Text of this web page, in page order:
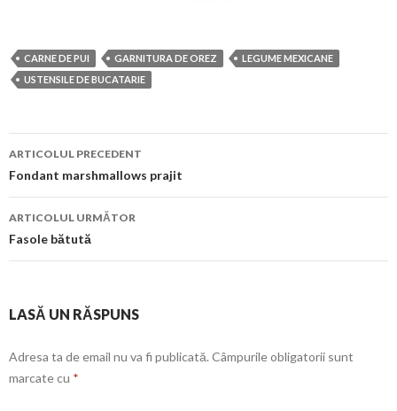
CARNE DE PUI GARNITURA DE OREZ
LEGUME MEXICANE
USTENSILE DE BUCATARIE
Navigare
în
articol
ARTICOLUL PRECEDENT
Fondant marshmallows prajit
ARTICOLUL URMĂTOR
Fasole bătută
LASĂ UN RĂSPUNS
Adresa ta de email nu va fi publicată. Câmpurile obligatorii sunt
marcate cu *